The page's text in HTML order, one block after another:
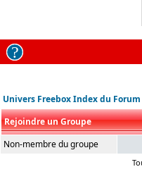
Univers Freebox Index du Forum
Rejoindre un Groupe
Non-membre du groupe